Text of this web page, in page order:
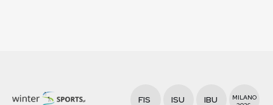
FIS ISU IBU
MILANO